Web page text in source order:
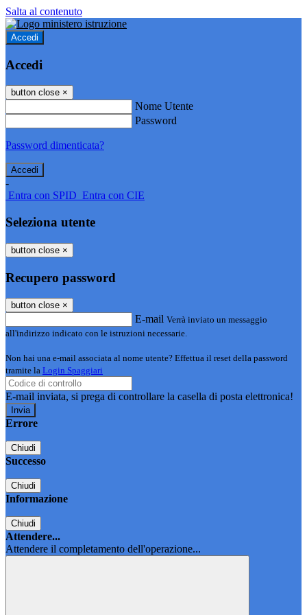
Salta al contenuto
Accedi
Accedi
button close ×
Nome Utente
Password
Password dimenticata?
-
Entra con SPID Entra con CIE
Seleziona utente
button close ×
Recupero password
button close ×
E-mail Verrà inviato un messaggio
all'indirizzo indicato con le istruzioni necessarie.
Non hai una e-mail associata al nome utente? Effettua il reset della password
tramite la Login Spaggiari
E-mail inviata, si prega di controllare la casella di posta elettronica!
Errore
Chiudi
Successo
Chiudi
Informazione
Chiudi
Attendere...
Attendere il completamento dell'operazione...